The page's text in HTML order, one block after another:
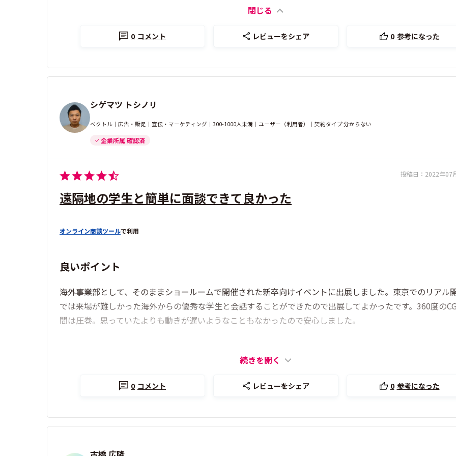
閉じる
0 コメント レビューをシェア 0 参考になった
シゲマツ トシノリ
ベクトル｜広告・販促｜宣伝・マーケティング｜300-1000人未満｜ユーザー（利用者）｜契約タイプ 分からない
企業所属 確認済
投稿日： 2022年07
遠隔地の学生と簡単に面談できて良かった
オンライン商談ツールで利用
良いポイント
海外事業部として、そのままショールームで開催された新卒向けイベントに出展しました。東京でのリアル
では来場が難しかった海外からの優秀な学生と会話することができたので出展してよかったです。360度の
間は圧巻。思っていたよりも動きが遅いようなこともなかったので安心しました。
続きを開く
0 コメント レビューをシェア 0 参考になった